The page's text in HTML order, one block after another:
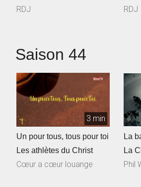
RDJ RDJ
Saison 44
3 min
Un pour tous, tous pour toi
Les athlètes du Christ
Cœur a cœur louange
La
La
Phil